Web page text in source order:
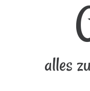
alles